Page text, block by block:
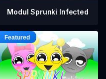
Modul Sprunki Infected